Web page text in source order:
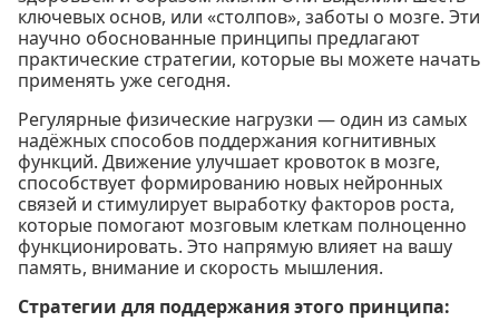
ключевых основ, или «столпов», заботы о мозге. Эти
научно обоснованные принципы предлагают
практические стратегии, которые вы можете начать
применять уже сегодня.
Регулярные физические нагрузки — один из самых
надёжных способов поддержания когнитивных
функций. Движение улучшает кровоток в мозге,
способствует формированию новых нейронных
связей и стимулирует выработку факторов роста,
которые помогают мозговым клеткам полноценно
функционировать. Это напрямую влияет на вашу
память, внимание и скорость мышления.
Стратегии для поддержания этого принципа: